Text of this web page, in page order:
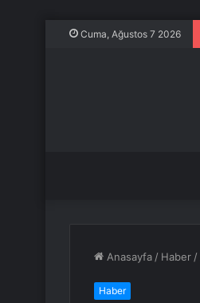
Cuma, Ağustos 7 2026
Anasayfa / Haber /
Haber